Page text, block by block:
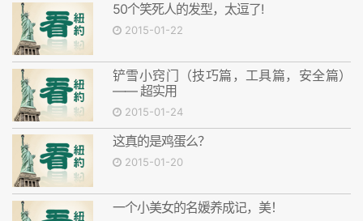
50个笑死人的发型，太逗了!
2015-01-22
铲雪小窍门（技巧篇，工具篇，安全篇）
—— 超实用
2015-01-24
这真的是鸡蛋么？
2015-01-20
一个小美女的名媛养成记，美！